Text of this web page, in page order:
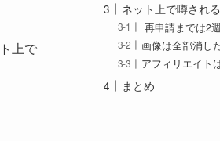
上で
ネット上で噂され
再申請までは2
画像は全部消し
アフィリエイト
まとめ